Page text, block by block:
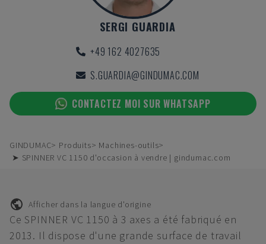
SERGI GUARDIA
+49 162 4027635
S.GUARDIA@GINDUMAC.COM
CONTACTEZ MOI SUR WHATSAPP
GINDUMAC Produits
Machines-outils
➤ SPINNER VC 1150 d'occasion à vendre | gindumac.com
Afficher dans la langue d'origine
Ce SPINNER VC 1150 à 3 axes a été fabriqué en
2013. Il dispose d'une grande surface de travail